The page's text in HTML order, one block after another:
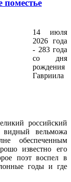
поместье
14 июля
2026 года
- 283 года
со дня
рождения
Гавриила
российский
видный вельможа
обеспеченным
известно его
поэт воспел в
годы и где